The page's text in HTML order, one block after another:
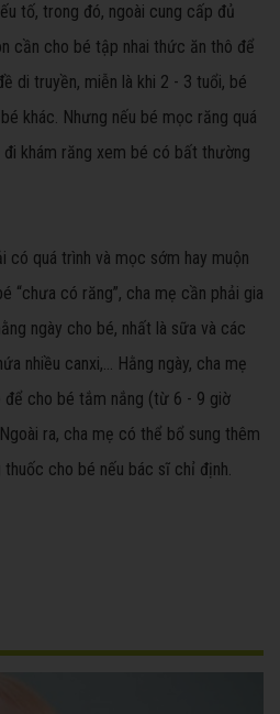
tố, trong đó, ngoài cung cấp đủ
cần cho bé tập nhai thức ăn thô để
di truyền, miễn là khi 2 - 3 tuổi, bé
khác. Nhưng nếu bé mọc răng quá
khám răng xem bé có bất thường
có quá trình và mọc sớm hay muộn
“chưa có răng”, cha mẹ cần phải gia
ngày cho bé, nhất là sữa và các
nhiều canxi,... Hằng ngày, cha mẹ
để cho bé tắm nắng (từ 6 - 9 giờ
ra, cha mẹ có thể bổ sung thêm
cho bé nếu bác sĩ chỉ định.